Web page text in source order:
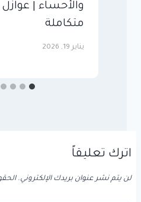
والأحساء | عوازل
متكاملة
يناير 19, 2026
اترك تعليقاً
لن يتم نشر عنوان بريدك الإلكتروني.